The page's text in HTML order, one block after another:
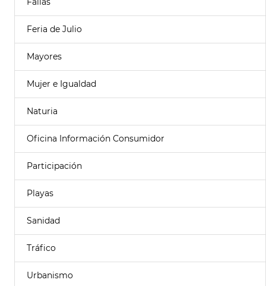
Feria de Julio
Mayores
Mujer e Igualdad
Naturia
Oficina Información Consumidor
Participación
Playas
Sanidad
Tráfico
Urbanismo